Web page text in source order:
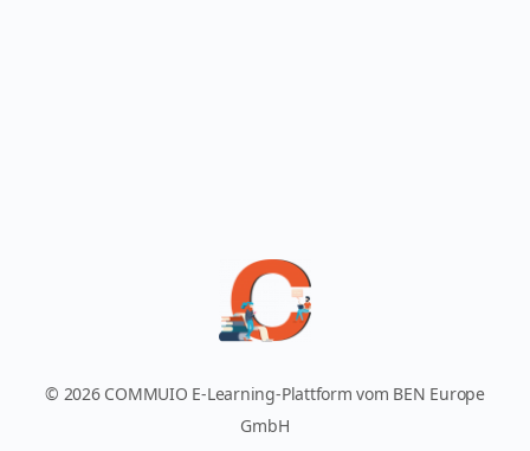
© 2026 COMMUIO E-Learning-Plattform vom BEN Europe
GmbH